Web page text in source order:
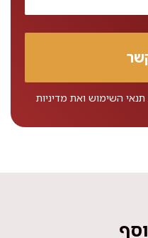
תנאי השימוש ואת מדיניות